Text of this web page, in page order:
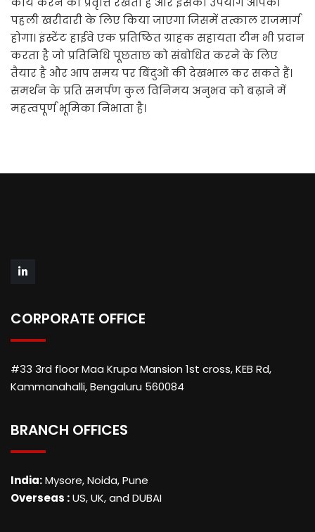
पहली खरीदारी के लिए किया जाएगा जिसमें तत्काल राजमार्ग
होगा। इंस्टेंट हाईवे एक प्रतिष्ठित ग्राहक सहायता टीम भी प्रदान
करता है जो प्रतिनिधि पूछताछ को संबोधित करने के लिए
तैयार है और आप समय पर बिंदुओं की देखभाल कर सकते हैं।
समर्थन के प्रति समर्पण कुल विनिमय अनुभव को बढ़ाने में
महत्वपूर्ण भूमिका निभाता है।
CORPORATE OFFICE
#33 3rd floor Maa Krupa Mansion 1st cross, KEB Rd,
Kammanahalli, Bengaluru 560084
BRANCH OFFICES
India:Mysore, Noida, Pune
Overseas :US, UK, and DUBAI